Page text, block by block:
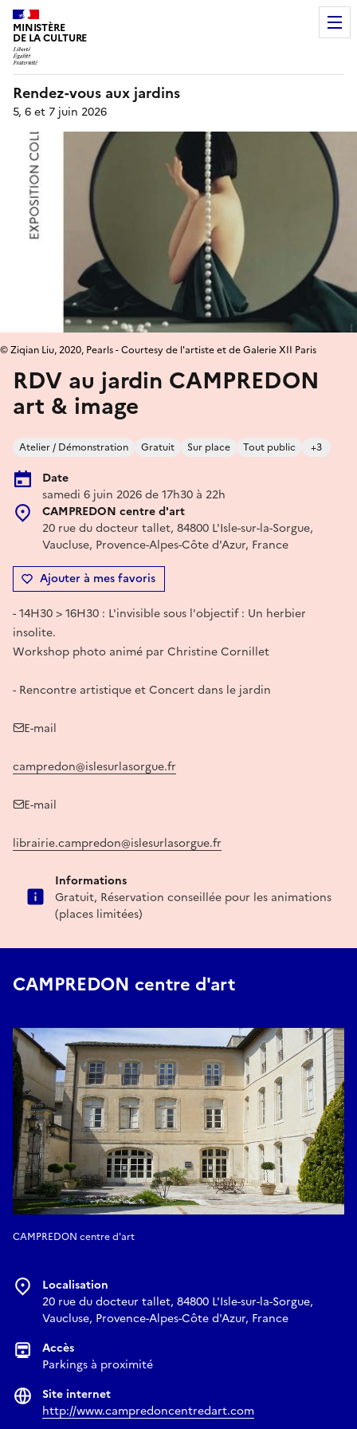
MINISTÈRE
DE LA CULTURE
Rendez-vous aux jardins
5, 6 et 7 juin 2026
RDV au jardin CAMPREDON
art & image
Atelier / Démonstration Gratuit Sur place Tout public +3
Date
samedi 6 juin 2026 de 17h30 à 22h
CAMPREDON centre d'art
20 rue du docteur tallet, 84800 L'Isle-sur-la-Sorgue,
Vaucluse, Provence-Alpes-Côte d'Azur, France
Ajouter à mes favoris
© Ziqian Liu, 2020, Pearls - Courtesy de l'artiste et de Galerie XII Paris
- 14H30 > 16H30 : L'invisible sous l'objectif : Un herbier
insolite.
Workshop photo animé par Christine Cornillet
- Rencontre artistique et Concert dans le jardin
E-mail
campredon@islesurlasorgue.fr
E-mail
librairie.campredon@islesurlasorgue.fr
Informations
Gratuit, Réservation conseillée pour les animations
(places limitées)
CAMPREDON centre d'art
CAMPREDON centre d'art
Localisation
20 rue du docteur tallet, 84800 L'Isle-sur-la-Sorgue,
Vaucluse, Provence-Alpes-Côte d'Azur, France
Accès
Parkings à proximité
Site internet
http://www.campredoncentredart.com